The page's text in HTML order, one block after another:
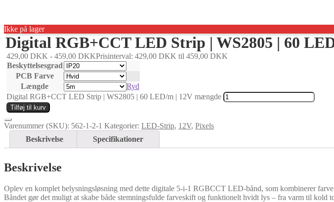
Ikke på lager
Digital RGB+CCT LED Strip | WS2805 | 60
429,00 DKK - 459,00 DKKPrisinterval: 429,00 DKK til 459,00 DKK
Beskyttelsesgrad
PCB Farve
Længde
Ryd
Digital RGB+CCT LED Strip | WS2805 | 60 LED/m | 12V mængde
Tilføj til kurv
Varenummer (SKU): 562-1-2-1 Kategorier: LED-Strip, 12V, Pixels
Beskrivelse
Specifikationer
Beskrivelse
Oplev en komplet belysningsløsning med dette digitale 5-i-1 RGBCCT LED-bånd, som kombinerer
Båndet gør det muligt at skabe både stemningsfulde farveskift og funktionelt hvidt lys – fra varm til kold